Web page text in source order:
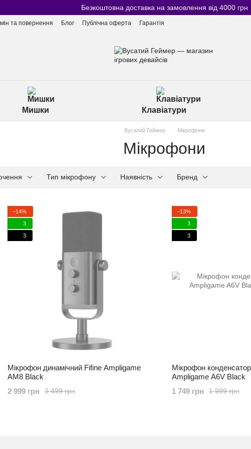
Безкоштовна доставка на замовлення від 4000 грн
та повернення Блог Публічна оферта Гарантія
Мишки Клавіатури
Вусатий Геймер Мікрофони
Мікрофони
Тип мікрофону Наявність Бренд
−14%
3
3
Мікрофон динамічний Fifine Ampligame
AM8 Black
3 499 грн
2 999 грн
−13%
3
3
Мікрофон
Ampligame A6V Black
1 999 грн
1 749 грн